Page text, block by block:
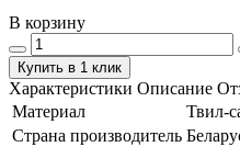
В корзину
Купить в 1 клик
Характеристики Описание
Материал
Твил-
Страна производитель